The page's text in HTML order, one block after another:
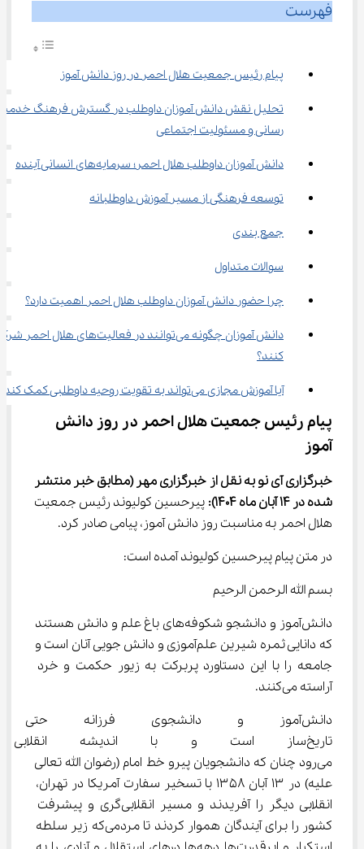
فهرست
پیام رئیس جمعیت هلال احمر در روز دانش ‌آموز
تحلیل نقش دانش ‌آموزان داوطلب در گسترش فرهنگ
‌رسانی و مسئولیت اجتماعی
دانش ‌آموزان داوطلب هلال احمر؛ سرمایه‌های انسانی آینده
توسعه فرهنگی از مسیر آموزش داوطلبانه
جمع ‌بندی
سوالات متداول
چرا حضور دانش ‌آموزان داوطلب هلال احمر اهمیت دارد؟
دانش ‌آموزان چگونه می‌توانند در فعالیت‌های هلال
کنند؟
آیا آموزش مجازی می‌تواند به تقویت روحیه داوطلبی کمک کند؟
پیام رئیس جمعیت هلال احمر در روز دانش
‌آموز
خبرگزاری آی نو به نقل از خبرگزاری مهر (مطابق خبر منتشر
شده در 14
آبانماه 1404) : پیرحسین کولیوند رئیس جمعیت
هلال احمر به مناسبت روز دانش آموز، پیامی صادر کرد.
در متن پیام پیرحسین کولیوند آمده است:
بسم الله الرحمن الرحیم
دانش‌آموز و دانشجو شکوفه‌های باغ علم و دانش هستند
که دانایی ثمره شیرین علم‌آموزی و دانش جویی آنان است و
جامعه را با این دستاورد پربرکت به زیور حکمت و خرد
آراسته می‌کنند.‌
دانش‌آموز و دانشجوی فرزانه
تاریخ‌ساز است و با اندیشه
می‌رود چنان که دانشجویان پیرو خط امام (رضوان الله تعالی
علیه) در ۱۳ آبان ۱۳۵۸ با تسخیر سفارت آمریکا در تهران،
انقلابی دیگر را آفریدند و مسیر انقلابی‌گری و پیشرفت
کشور را برای آیندگان هموار کردند تا مردمی‌که زیر سلطه